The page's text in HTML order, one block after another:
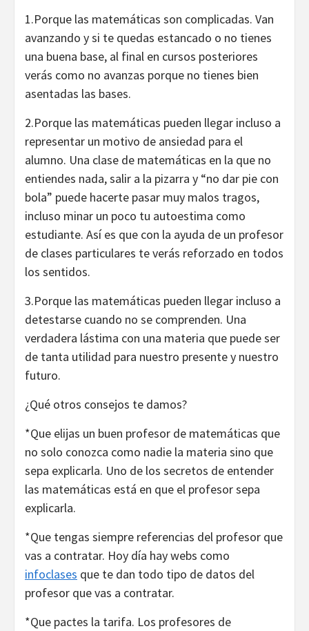
1.Porque las matemáticas son complicadas. Van
avanzando y si te quedas estancado o no tienes
una buena base, al final en cursos posteriores
verás como no avanzas porque no tienes bien
asentadas las bases.
2.Porque las matemáticas pueden llegar incluso a
representar un motivo de ansiedad para el
alumno. Una clase de matemáticas en la que no
entiendes nada, salir a la pizarra y “no dar pie con
bola” puede hacerte pasar muy malos tragos,
incluso minar un poco tu autoestima como
estudiante. Así es que con la ayuda de un profesor
de clases particulares te verás reforzado en todos
los sentidos.
3.Porque las matemáticas pueden llegar incluso a
detestarse cuando no se comprenden. Una
verdadera lástima con una materia que puede ser
de tanta utilidad para nuestro presente y nuestro
futuro.
¿Qué otros consejos te damos?
*Que elijas un buen profesor de matemáticas que
no solo conozca como nadie la materia sino que
sepa explicarla. Uno de los secretos de entender
las matemáticas está en que el profesor sepa
explicarla.
*Que tengas siempre referencias del profesor que
vas a contratar. Hoy día hay webs como
infoclases que te dan todo tipo de datos del
profesor que vas a contratar.
*Que pactes la tarifa. Los profesores de